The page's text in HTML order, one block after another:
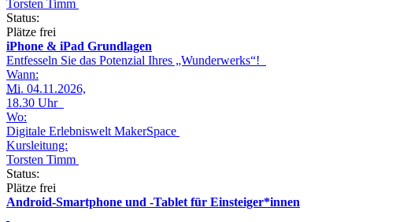
Torsten Timm
Status:
Plätze frei
iPhone & iPad Grundlagen
Entfesseln Sie das Potenzial Ihres „Wunderwerks“!
Wann:
Mi. 04.11.2026,
18.30 Uhr
Wo:
Digitale Erlebniswelt MakerSpace
Kursleitung:
Torsten Timm
Status:
Plätze frei
Android-Smartphone und -Tablet für Einsteiger*innen